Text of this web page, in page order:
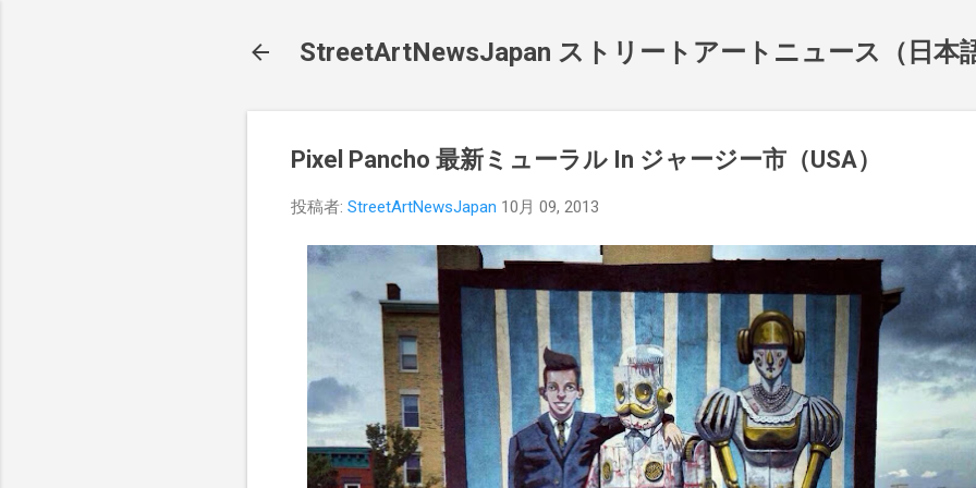
StreetArtNewsJapan ストリートアートニュース（日本
Pixel Pancho 最新ミューラル In ジャージー市（USA）
投稿者: StreetArtNewsJapan 10月 09, 2013